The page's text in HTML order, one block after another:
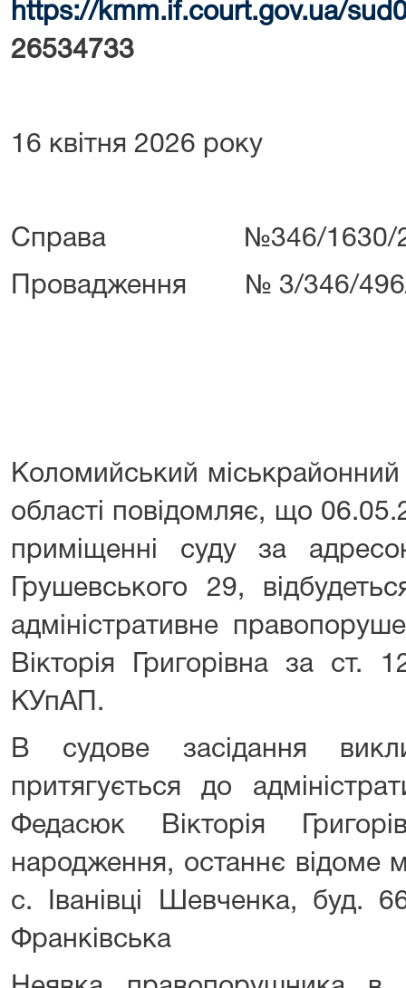
https://kmm.if.court.gov.ua/
26534733
16 квітня 2026 року
Справа №346/1630/
Провадження № 3/346/
Коломийський міськрайонний
області повідомляє, що
приміщенні суду за
Грушевського 29,
адміністративне
Вікторія Григорівна за ст.
КУпАП.
В судове засідання
притягується до
Федасюк Вікторія
народження, останнє відоме
с. Іванівці Шевченка, буд.
Франківська